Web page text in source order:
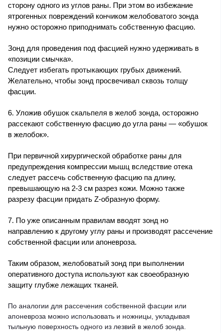
сторону одного из углов раны. При этом во избежание
ятрогенных повреждений кончиком желобоватого зонда
нужно осторожно приподнимать собственную фасцию.
Зонд для проведения под фасцией нужно удерживать в
«позиции смычка».
Следует избегать протыкающих грубых движений.
Желательно, чтобы зонд просвечивал сквозь толщу
фасции.
6. Уложив обушок скальпеля в желоб зонда, осторожно
рассекают собственную фасцию до угла раны — «обушок
в желобок».
При первичной хирургической обработке раны для
предупреждения компрессии мышц вследствие отека
следует рассечь собственную фасцию па длину,
превышающую на 2-3 см разрез кожи. Можно также
разрезу фасции придать Z-образную форму.
7. По уже описанным правилам вводят зонд но
направлению к другому углу раны и производят рассечение
собственной фасции или апоневроза.
Таким образом, желобоватый зонд при выполнении
оперативного доступа используют как своеобразную
защиту глубже лежащих тканей.
По аналогии для рассечения собственной фасции или
апоневроза можно использовать и ножницы, укладывая
тыльную поверхность одного из лезвий в желоб зонда.